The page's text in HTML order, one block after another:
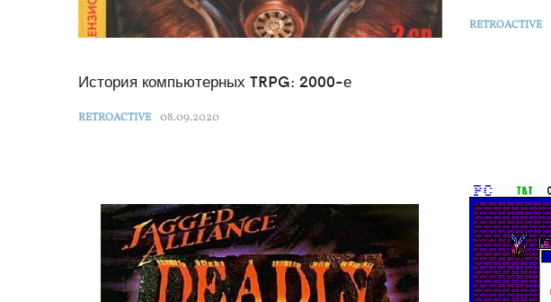
История компьютерных TRPG: 2000-е
RETROACTIVE 08.09.2020
RETROACTIVE